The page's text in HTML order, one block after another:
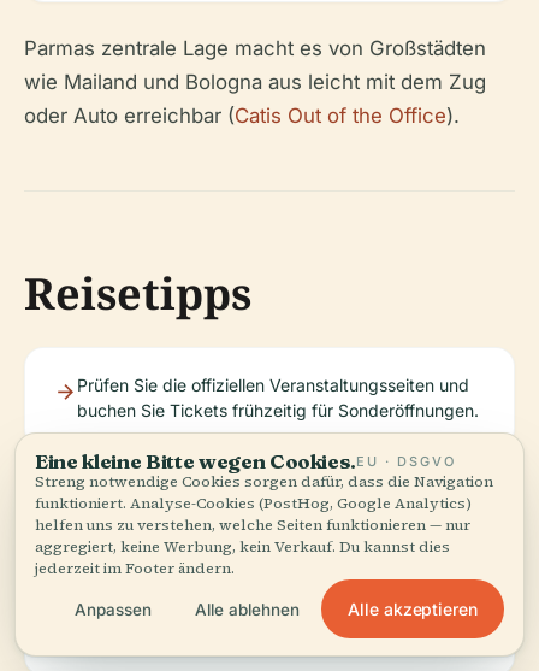
Parmas zentrale Lage macht es von Großstädten
wie Mailand und Bologna aus leicht mit dem Zug
oder Auto erreichbar (Catis Out of the Office).
Reisetipps
Prüfen Sie die offiziellen Veranstaltungsseiten und
buchen Sie Tickets frühzeitig für Sonderöffnungen.
Tragen Sie bequeme Schuhe, da einige
Oberflächen uneben sind.
Öffentliche Verkehrsmittel oder Taxen werden
aufgrund begrenzter Parkmöglichkeiten bei
Eine kleine Bitte wegen Cookies.EU · DSGVO
Streng notwendige Cookies sorgen dafür, dass die Navigation
funktioniert. Analyse-Cookies (PostHog, Google Analytics)
helfen uns zu verstehen, welche Seiten funktionieren — nur
aggregiert, keine Werbung, kein Verkauf. Du kannst dies
jederzeit im Footer ändern.
Anpassen Alle ablehnen Alle akzeptieren